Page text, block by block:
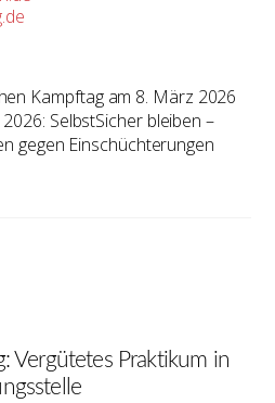
Kampftag am 8. März 2026
SelbstSicher bleiben –
gegen Einschüchterungen
Vergütetes Praktikum in